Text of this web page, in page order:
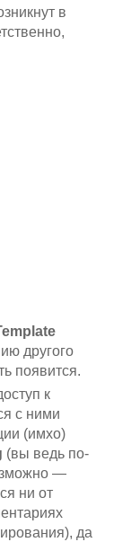
в
другого
появится.
к
с ними
(имхо)
(вы ведь по-
—
ни от
да